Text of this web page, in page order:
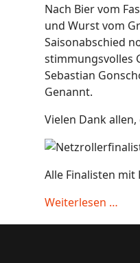
Nach Bier vom
und Wurst vom
Saisonabschied
stimmungsvolles
Sebastian
Genannt.
Vielen Dank
Alle Finalisten mit
Weiterlesen …